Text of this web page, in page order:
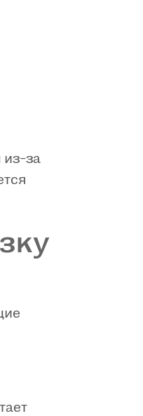
из-за